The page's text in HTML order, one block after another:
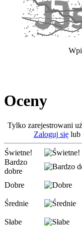
Oceny
Tylko zarejestrowani
Zaloguj sięlub
Świetne!
Bardzo
dobre
Dobre
Średnie
Słabe